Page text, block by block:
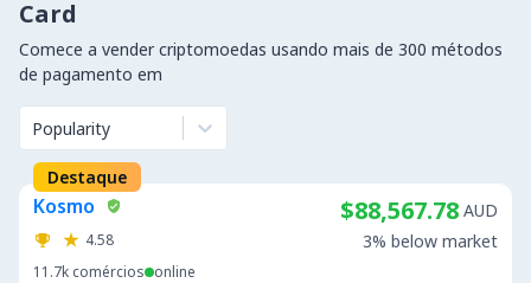
Card
Comece a vender criptomoedas usando mais de 300 métodos
de pagamento em
Popularity
Destaque
Kosmo
4.58
11.7k comércios online
$88,567.78 AUD
3% below market